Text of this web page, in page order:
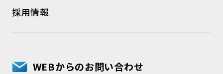
採用情報
WEBからのお問い合わせ